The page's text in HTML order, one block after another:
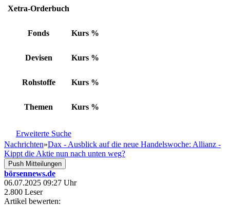
Xetra-Orderbuch
Fonds Kurs %
Devisen Kurs %
Rohstoffe Kurs %
Themen Kurs %
Erweiterte Suche
Nachrichten»Dax - Ausblick auf die neue Handelswoche: Allianz -
Kippt die Aktie nun nach unten weg?
Push Mitteilungen
börsennews.de
06.07.2025 09:27 Uhr
2.800 Leser
Artikel bewerten: